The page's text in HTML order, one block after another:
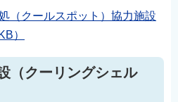
（クールスポット）協力施設
）
（クーリングシェル